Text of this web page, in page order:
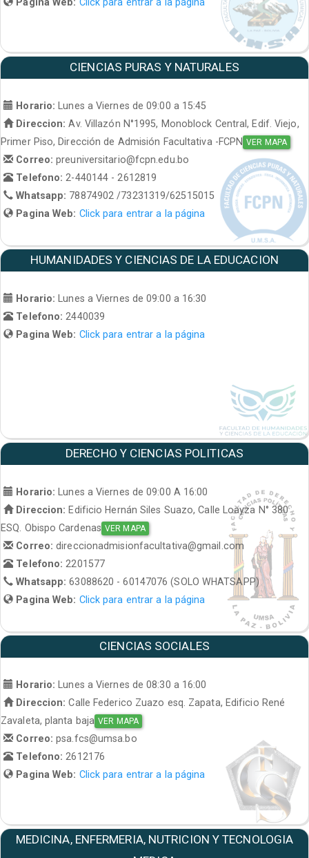
Pagina Web: Click para entrar a la página
CIENCIAS PURAS Y NATURALES
Horario:
Lunes a Viernes de 09:00 a 15:45
Direccion: Av. Villazón N°1995, Monoblock Central, Edif. Viejo,
Primer Piso, Dirección de Admisión Facultativa -FCPN VER MAPA
Correo:preuniversitario@fcpn.edu.bo
Telefono: 2-440144 - 2612819
Whatsapp: 78874902 /73231319/62515015
Pagina Web: Click para entrar a la página
HUMANIDADES Y CIENCIAS DE LA EDUCACION
Horario: Lunes a Viernes de 09:00 a 16:30
Telefono:2440039
Pagina Web: Click para entrar a la página
DERECHO Y CIENCIAS POLITICAS
Horario:
Lunes a Viernes de 09:00 A 16:00
Direccion: Edificio Hernán Siles Suazo, Calle Loayza N° 380
ESQ. Obispo Cardenas VER MAPA
Correo:direccionadmisionfacultativa@gmail.com
Telefono: 2201577
Whatsapp:63088620 - 60147076 (SOLO WHATSAPP)
Pagina Web: Click para entrar a la página
CIENCIAS SOCIALES
Horario:
Lunes a Viernes de 08:30 a 16:00
Direccion: Calle Federico Zuazo esq. Zapata, Edificio René
Zavaleta, planta baja VER MAPA
Correo:psa.fcs@umsa.bo
Telefono: 2612176
Pagina Web: Click para entrar a la página
MEDICINA, ENFERMERIA, NUTRICION Y TECNOLOGIA